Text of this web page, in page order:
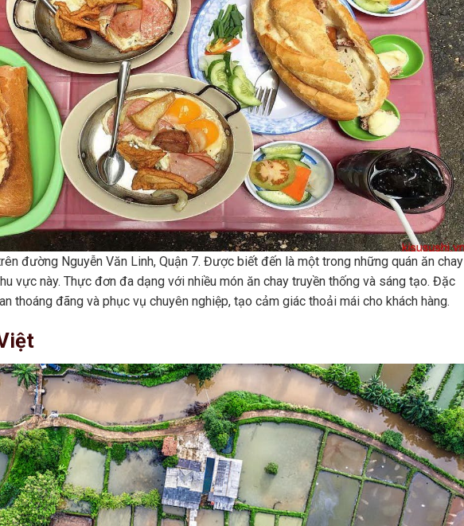
đường Nguyễn Văn Linh, Quận 7. Được biết đến là một trong những quán ăn chay
vực này. Thực đơn đa dạng với nhiều món ăn chay truyền thống và sáng tạo. Đặc
thoáng đãng và phục vụ chuyên nghiệp, tạo cảm giác thoải mái cho khách hàng.